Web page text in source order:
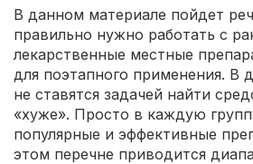
В данном материале пойдет
правильно нужно работать с
лекарственные местные
для поэтапного применения. В
не ставятся задачей найти
«хуже». Просто в каждую
популярные и эффективные
этом перечне приводится